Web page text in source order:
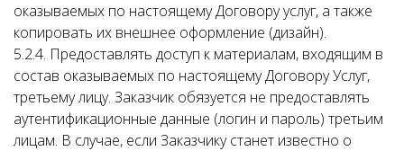
оказываемых по настоящему Договору услуг, а также
копировать их внешнее оформление (дизайн).
5.2.4. Предоставлять доступ к материалам, входящим в
состав оказываемых по настоящему Договору Услуг,
третьему лицу. Заказчик обязуется не предоставлять
аутентификационные данные (логин и пароль) третьим
лицам. В случае, если Заказчику станет известно о